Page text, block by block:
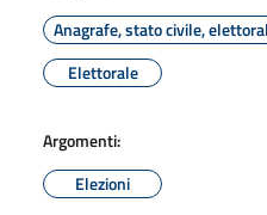
Anagrafe, stato civile,
Elettorale
Argomenti:
Elezioni